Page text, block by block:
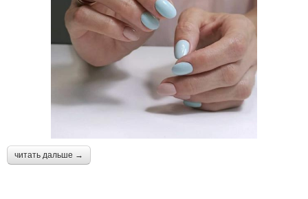
читать дальше →